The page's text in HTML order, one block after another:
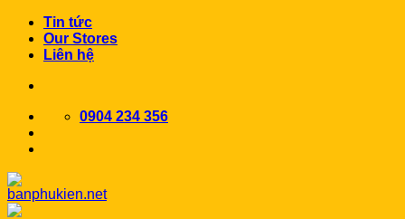
Chuyển
đến
Tin tức
Our Stores
Liên hệ
0904 234 356